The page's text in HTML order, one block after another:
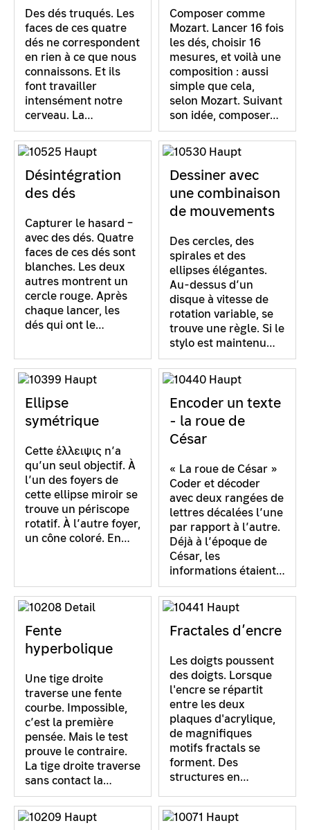
Des dés truqués. Les
faces de ces quatre
dés ne correspondent
en rien à ce que nous
connaissons. Et ils
font travailler
intensément notre
cerveau. La…
Composer comme
Mozart. Lancer 16 fois
les dés, choisir 16
mesures, et voilà une
composition : aussi
simple que cela,
selon Mozart. Suivant
son idée, composer…
Désintégration
des dés
Capturer le hasard –
avec des dés. Quatre
faces de ces dés sont
blanches. Les deux
autres montrent un
cercle rouge. Après
chaque lancer, les
dés qui ont le…
Dessiner avec
une combinaison
de mouvements
Des cercles, des
spirales et des
ellipses élégantes.
Au-dessus d’un
disque à vitesse de
rotation variable, se
trouve une règle. Si le
stylo est maintenu…
Ellipse
symétrique
Cette έλλειψις n’a
qu’un seul objectif. À
l’un des foyers de
cette ellipse miroir se
trouve un périscope
rotatif. À l’autre foyer,
un cône coloré. En…
Encoder un texte
- la roue de
César
« La roue de César »
Coder et décoder
avec deux rangées de
lettres décalées l’une
par rapport à l’autre.
Déjà à l’époque de
César, les
informations étaient…
Fente
hyperbolique
Une tige droite
traverse une fente
courbe. Impossible,
c’est la première
pensée. Mais le test
prouve le contraire.
La tige droite traverse
sans contact la…
Fractales d’encre
Les doigts poussent
des doigts. Lorsque
l'encre se répartit
entre les deux
plaques d'acrylique,
de magnifiques
motifs fractals se
forment. Des
structures en…